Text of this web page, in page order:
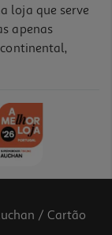
loja que serve
apenas
/ Cartão